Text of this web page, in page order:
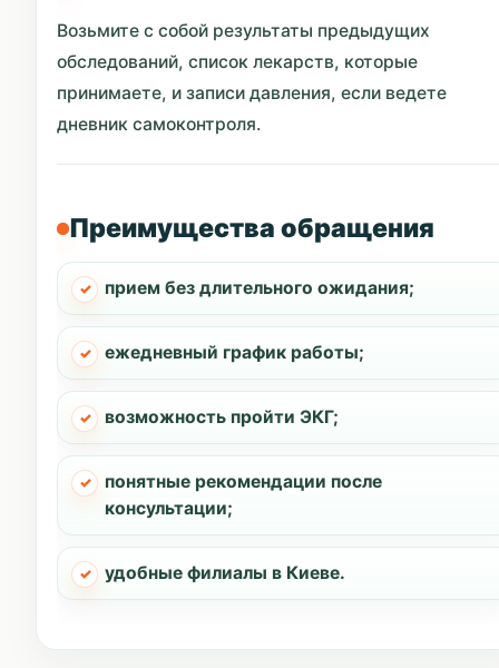
Возьмите с собой результаты предыдущих
обследований, список лекарств, которые
принимаете, и записи давления, если ведете
дневник самоконтроля.
Преимущества обращения
прием без длительного ожидания;
ежедневный график работы;
возможность пройти ЭКГ;
понятные рекомендации после
консультации;
удобные филиалы в Киеве.